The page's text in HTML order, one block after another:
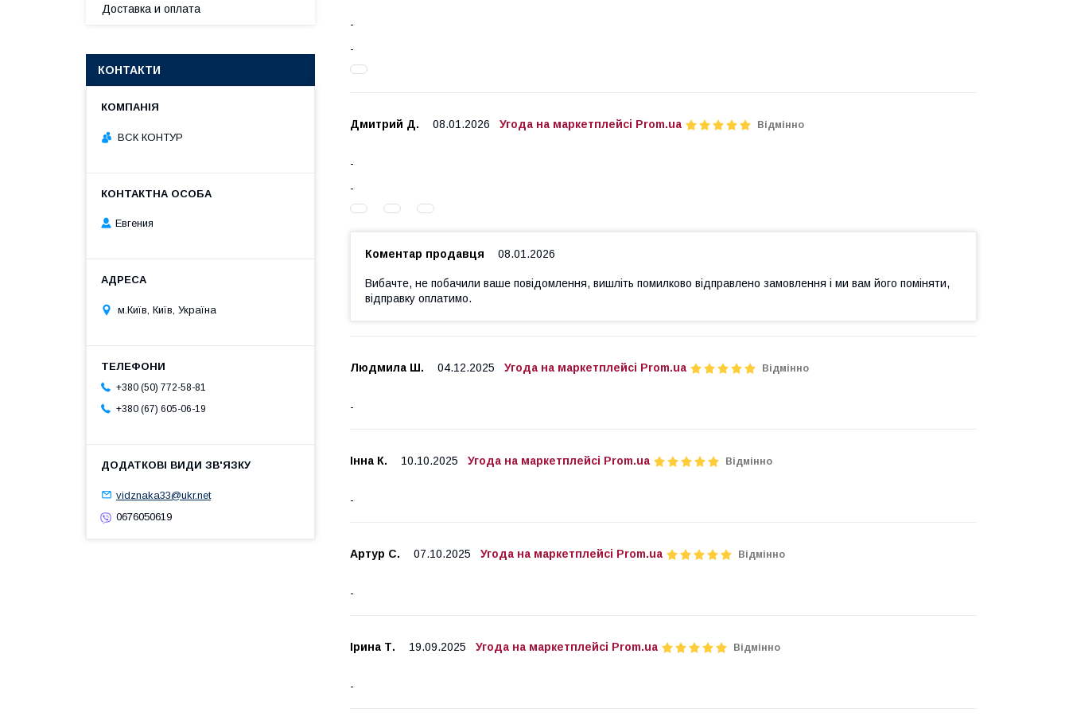
Дмитрий Д. 08.01.2026 Угода на маркетплейсі Prom.ua Відмінно
Коментар продавця 08.01.2026
Вибачте, не побачили ваше повідомлення, вишліть помилково відправлено замовлення і ми вам його поміняти,
відправку оплатимо.
Людмила Ш. 04.12.2025 Угода на маркетплейсі Prom.ua Відмінно
Інна К. 10.10.2025 Угода на маркетплейсі Prom.ua Відмінно
Артур С. 07.10.2025 Угода на маркетплейсі Prom.ua Відмінно
Ірина Т. 19.09.2025 Угода на маркетплейсі Prom.ua Відмінно
Доставка и оплата
КОНТАКТИ
ВСК КОНТУР
Евгения
м.Київ, Київ, Україна
+380 (50) 772-58-81
+380 (67) 605-06-19
vidznaka33@ukr.net
0676050619